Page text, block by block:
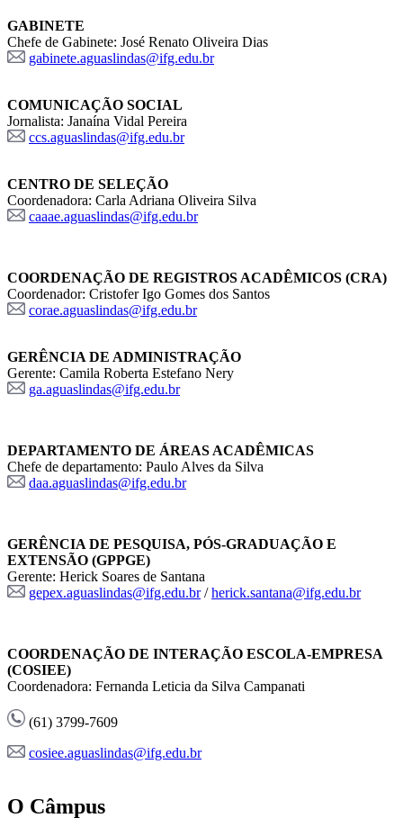
GABINETE
Chefe de Gabinete: José Renato Oliveira Dias
gabinete.aguaslindas@ifg.edu.br
COMUNICAÇÃO SOCIAL
Jornalista: Janaína Vidal Pereira
ccs.aguaslindas@ifg.edu.br
CENTRO DE SELEÇÃO
Coordenadora: Carla Adriana Oliveira Silva
caaae.aguaslindas@ifg.edu.br
COORDENAÇÃO DE REGISTROS ACADÊMICOS (CRA)
Coordenador: Cristofer Igo Gomes dos Santos
corae.aguaslindas@ifg.edu.br
GERÊNCIA DE ADMINISTRAÇÃO
Gerente: Camila Roberta Estefano Nery
ga.aguaslindas@ifg.edu.br
DEPARTAMENTO DE ÁREAS ACADÊMICAS
Chefe de departamento: Paulo Alves da Silva
daa.aguaslindas@ifg.edu.br
GERÊNCIA DE PESQUISA, PÓS-GRADUAÇÃO E
EXTENSÃO (GPPGE)
Gerente: Herick Soares de Santana
gepex.aguaslindas@ifg.edu.br/herick.santana@ifg.edu.br
COORDENAÇÃO DE INTERAÇÃO ESCOLA-EMPRESA
(COSIEE)
Coordenadora: Fernanda Leticia da Silva Campanati
(61) 3799-7609
cosiee.aguaslindas@ifg.edu.br
O Câmpus